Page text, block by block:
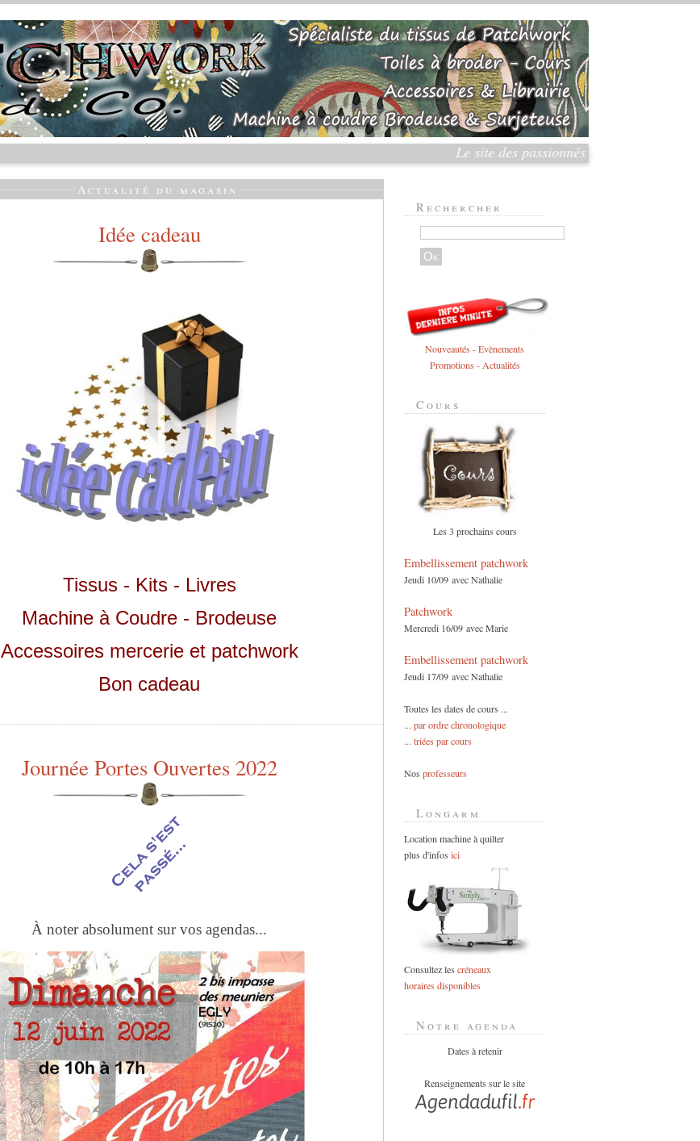
Le site des passionnés du Patchwork et de la
Actualité du magasin
Idée cadeau
Tissus - Kits - Livres
Machine à Coudre - Brodeuse
Accessoires mercerie et patchwork
Bon cadeau
Journée Portes Ouvertes 2022
À noter absolument sur vos agendas...
Rechercher
Nouveautés - Evènements
Promotions - Actualités
Cours
Les 3 prochains cours
Embellissement patchwork
Jeudi 10/09 avec Nathalie
Patchwork
Mercredi 16/09 avec Marie
Embellissement patchwork
Jeudi 17/09 avec Nathalie
Toutes les dates de cours ...
... par ordre chronologique
... triées par cours
Nos professeurs
Longarm
Location machine à quilter
plus d'infos ici
Consultez les créneaux
horaires disponibles
Notre agenda
Dates à retenir
Renseignements sur le site